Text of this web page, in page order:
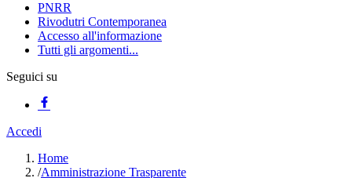
PNRR
Rivodutri Contemporanea
Accesso all'informazione
Tutti gli argomenti...
Seguici su
Accedi
Home
/Amministrazione Trasparente